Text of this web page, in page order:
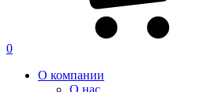
0
О компании
О нас